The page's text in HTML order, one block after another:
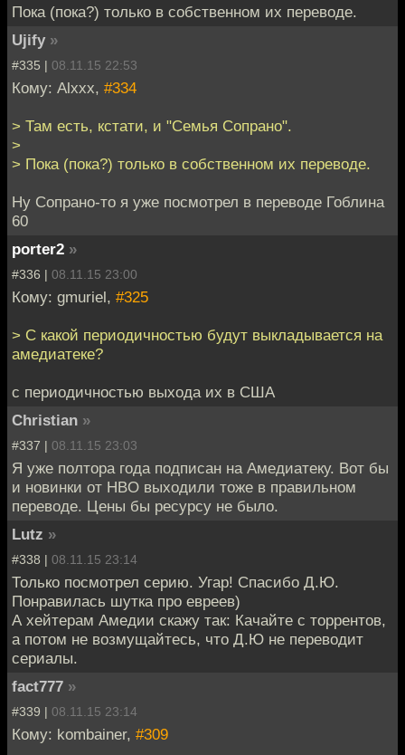
Пока (пока?) только в собственном их переводе.
Ujify »
#335 | 08.11.15 22:53
Кому: Alxxx, #334
> Там есть, кстати, и "Семья Сопрано".
>
> Пока (пока?) только в собственном их переводе.
Ну Сопрано-то я уже посмотрел в переводе Гоблина
60
porter2 »
#336 | 08.11.15 23:00
Кому: gmuriel, #325
> С какой периодичностью будут выкладывается на
амедиатеке?
с периодичностью выхода их в США
Christian »
#337 | 08.11.15 23:03
Я уже полтора года подписан на Амедиатеку. Вот бы
и новинки от HBO выходили тоже в правильном
переводе. Цены бы ресурсу не было.
Lutz »
#338 | 08.11.15 23:14
Только посмотрел серию. Угар! Спасибо Д.Ю.
Понравилась шутка про евреев)
А хейтерам Амедии скажу так: Качайте с торрентов,
а потом не возмущайтесь, что Д.Ю не переводит
сериалы.
fact777 »
#339 | 08.11.15 23:14
Кому: kombainer, #309